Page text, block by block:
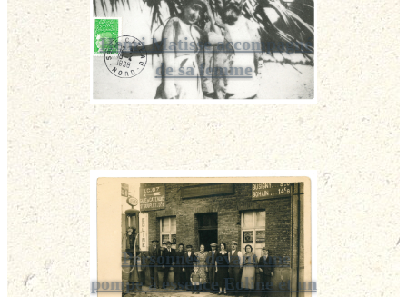
Henri Matisse accompagné
de sa femme
Personnes devant une
pompe à essence Eoline et un